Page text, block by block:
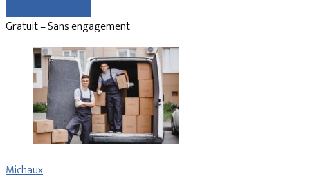
Gratuit – Sans engagement
Michaux